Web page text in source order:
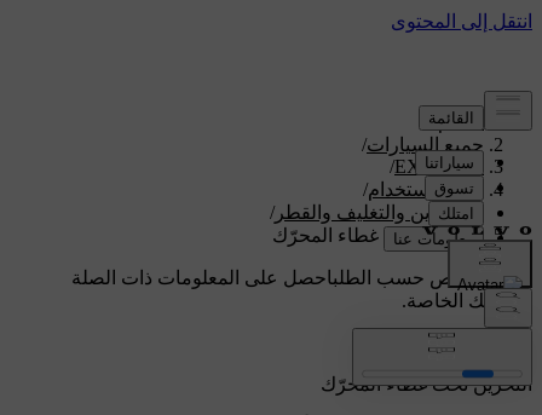
الدعم/
جميع السيارات/
EX90 2026
/
دليل الاستخدام/
التخزين والتغليف والقطر/
التخزين تحت غطاء المحرّك
دعم مخصص حسب الطلباحصل على المعلومات ذات الصلة
بسيارتك الخاصة.
تسجيل الدخول
التخزين تحت غطاء المحرّك